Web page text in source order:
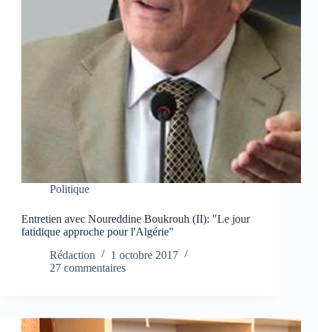
Politique
Entretien avec Noureddine Boukrouh (II): "Le jour
fatidique approche pour l'Algérie"
Rédaction
1 octobre 2017
27 commentaires